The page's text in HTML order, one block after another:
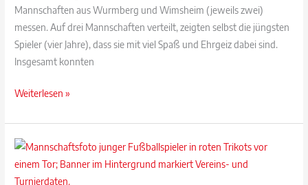
Mannschaften aus Wurmberg und Wimsheim (jeweils zwei)
messen. Auf drei Mannschaften verteilt, zeigten selbst die jüngsten
Spieler (vier Jahre), dass sie mit viel Spaß und Ehrgeiz dabei sind.
Insgesamt konnten
Bambinis
Freiluftsaison
2018
Weiterlesen »